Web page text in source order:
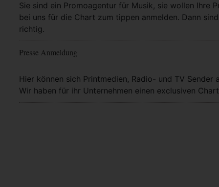
Sie sind ein Promoagentur für Musik, sie wollen Ihre
bei uns für die Chart zum tippen anmelden. Dann
richtig.
Presse Anmeldung
Hier können sich Printmedien, Radio- und TV Sender
Wir haben für ihr Unternehmen einen exclusiven
Mehr Info